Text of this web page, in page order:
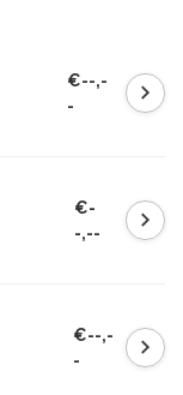
€--,-
-
€-
-,--
€--,-
-